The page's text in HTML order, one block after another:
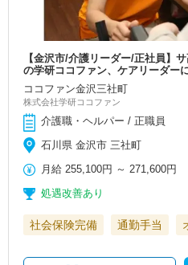
【金沢市/介護リーダー/正社員】
の学研ココファン、ケアリーダー
ココファン金沢三社町
株式会社学研ココファン
介護職・ヘルパー / 正職員
石川県 金沢市 三社町
月給 255,100円 ～271,600円
処遇改善あり
社会保険完備 通勤手当